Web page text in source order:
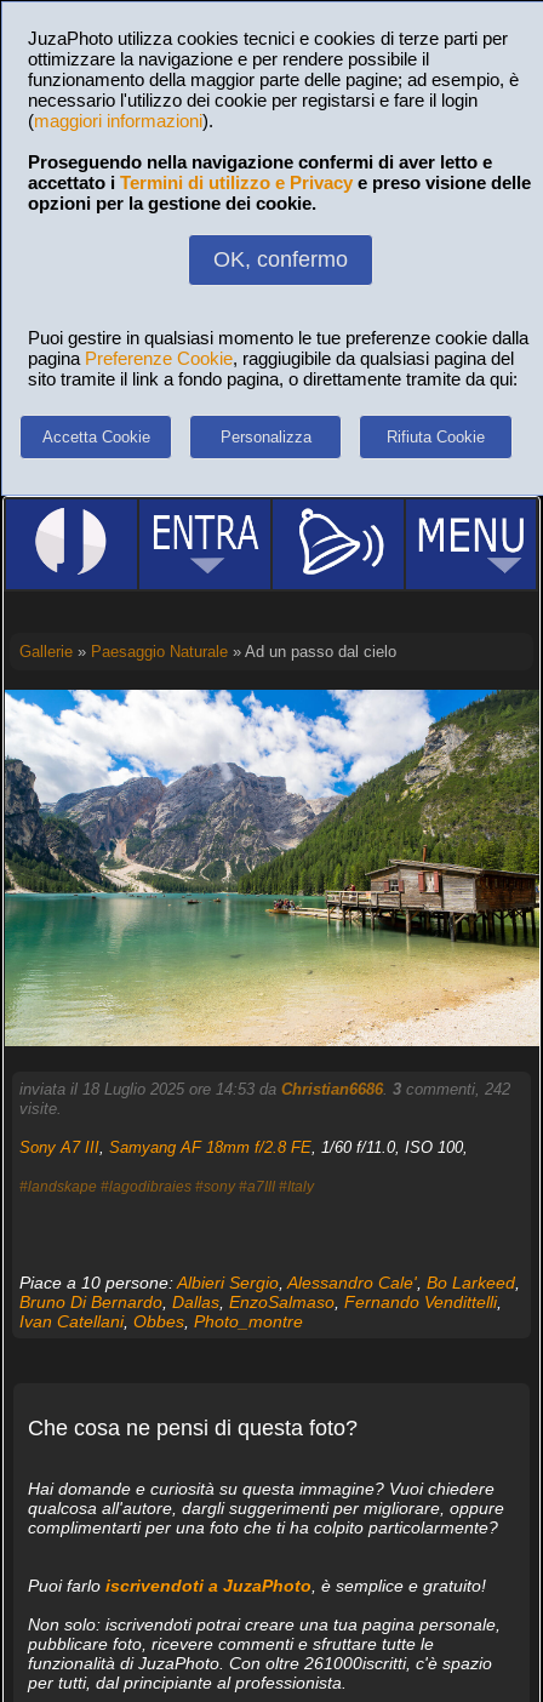
JuzaPhoto utilizza cookies tecnici e cookies di terze parti per
ottimizzare la navigazione e per rendere possibile il
funzionamento della maggior parte delle pagine; ad esempio, è
necessario l'utilizzo dei cookie per registarsi e fare il login
(maggiori informazioni).
Proseguendo nella navigazione confermi di aver letto e
accettato i Termini di utilizzo e Privacy e preso visione delle
opzioni per la gestione dei cookie.
OK, confermo
Puoi gestire in qualsiasi momento le tue preferenze cookie dalla
pagina Preferenze Cookie, raggiugibile da qualsiasi pagina del
sito tramite il link a fondo pagina, o direttamente tramite da qui:
Accetta Cookie Personalizza Rifiuta Cookie
Gallerie» Paesaggio Naturale» Ad un passo dal cielo
inviata il 18 Luglio 2025 ore 14:53 da Christian6686. 3commenti, 242
visite.
Sony A7 III, Samyang AF 18mm f/2.8 FE, 1/60 f/11.0, ISO 100,
#landskape #lagodibraies #sony #a7III #Italy
Piace a 10 persone:Albieri Sergio, Alessandro Cale', Bo Larkeed,
Bruno Di Bernardo, Dallas, EnzoSalmaso, Fernando Vendittelli,
Ivan Catellani, Obbes, Photo_montre
Che cosa ne pensi di questa foto?
Hai domande e curiosità su questa immagine? Vuoi chiedere
qualcosa all'autore, dargli suggerimenti per migliorare, oppure
complimentarti per una foto che ti ha colpito particolarmente?
Puoi farlo iscrivendoti a JuzaPhoto , è semplice e gratuito!
Non solo: iscrivendoti potrai creare una tua pagina personale,
pubblicare foto, ricevere commenti e sfruttare tutte le
funzionalità di JuzaPhoto. Con oltre 261000iscritti, c'è spazio
per tutti, dal principiante al professionista.